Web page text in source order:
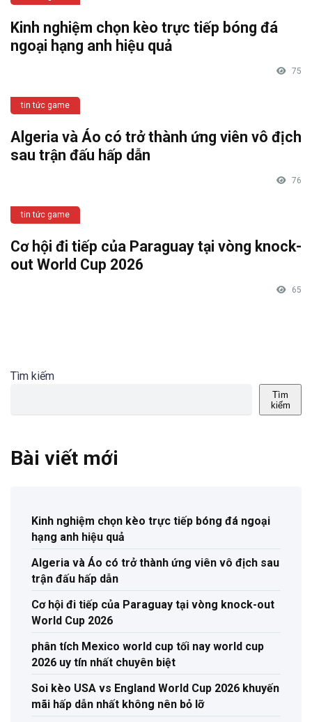
Kinh nghiệm chọn kèo trực tiếp bóng đá
ngoại hạng anh hiệu quả
75
tin tức game
Algeria và Áo có trở thành ứng viên vô địch
sau trận đấu hấp dẫn
76
tin tức game
Cơ hội đi tiếp của Paraguay tại vòng knock-
out World Cup 2026
65
Tìm kiếm
Tìm
kiếm
Bài viết mới
Kinh nghiệm chọn kèo trực tiếp bóng đá ngoại
hạng anh hiệu quả
Algeria và Áo có trở thành ứng viên vô địch sau
trận đấu hấp dẫn
Cơ hội đi tiếp của Paraguay tại vòng knock-out
World Cup 2026
phân tích Mexico world cup tối nay world cup
2026 uy tín nhất chuyên biệt
Soi kèo USA vs England World Cup 2026 khuyến
mãi hấp dẫn nhất không nên bỏ lỡ